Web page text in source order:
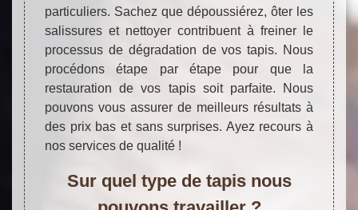
particuliers. Sachez que dépoussiérez, ôter les
salissures et nettoyer contribuent à freiner le
processus de dégradation de vos tapis. Nous
procédons étape par étape pour que la
restauration de vos tapis soit parfaite. Nous
pouvons vous assurer de meilleurs résultats à
des prix bas et sans surprises. Ayez recours à
nos services de qualité !
Sur quel type de tapis nous